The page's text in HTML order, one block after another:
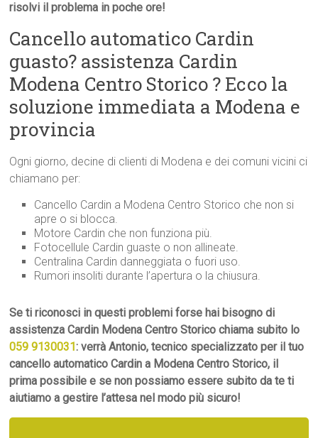
risolvi il problema in poche ore!
Cancello automatico Cardin
guasto? assistenza Cardin
Modena Centro Storico ? Ecco la
soluzione immediata a Modena e
provincia
Ogni giorno, decine di clienti di Modena e dei comuni vicini ci
chiamano per:
Cancello Cardin a Modena Centro Storico che non si
apre o si blocca.
Motore Cardin che non funziona più.
Fotocellule Cardin guaste o non allineate.
Centralina Cardin danneggiata o fuori uso.
Rumori insoliti durante l’apertura o la chiusura.
Se ti riconosci in questi problemi forse hai bisogno di
assistenza Cardin Modena Centro Storico chiama subito lo
059 9130031: verrà Antonio, tecnico specializzato per il tuo
cancello automatico Cardin a Modena Centro Storico, il
prima possibile e se non possiamo essere subito da te ti
aiutiamo a gestire l’attesa nel modo più sicuro!